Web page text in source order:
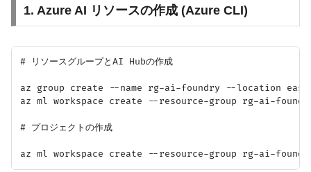
1. Azure AI リソースの作成 (Azure CLI)
# リソースグループとAI Hubの作成
az group create --name rg-ai-foundry --location
az ml workspace create --resource-group rg-ai-
# プロジェクトの作成